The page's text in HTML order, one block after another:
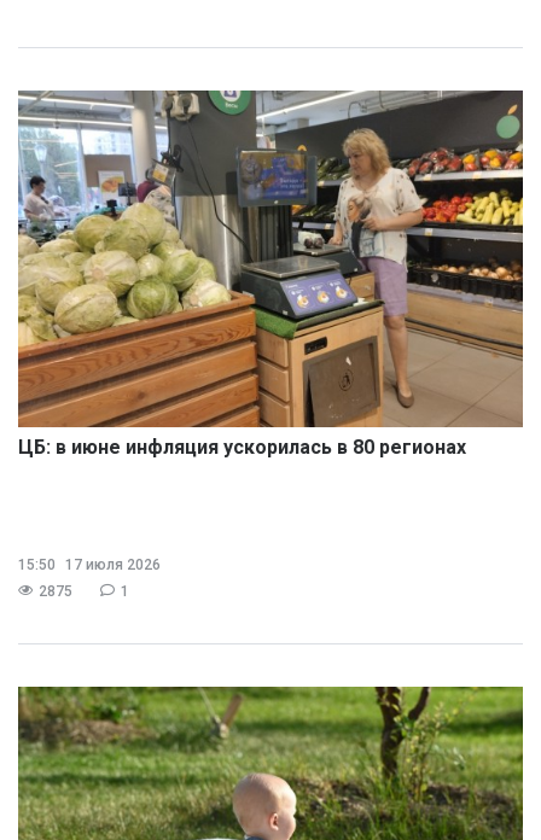
ЦБ: в июне инфляция ускорилась в 80 регионах
15:50
17 июля 2026
2875
1